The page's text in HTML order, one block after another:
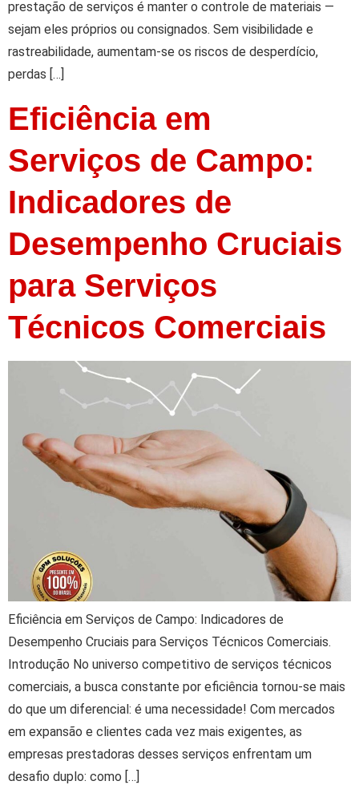
prestação de serviços é manter o controle de materiais —
sejam eles próprios ou consignados. Sem visibilidade e
rastreabilidade, aumentam-se os riscos de desperdício,
perdas […]
Eficiência em
Serviços de Campo:
Indicadores de
Desempenho Cruciais
para Serviços
Técnicos Comerciais
Eficiência em Serviços de Campo: Indicadores de
Desempenho Cruciais para Serviços Técnicos Comerciais.
Introdução No universo competitivo de serviços técnicos
comerciais, a busca constante por eficiência tornou-se mais
do que um diferencial: é uma necessidade! Com mercados
em expansão e clientes cada vez mais exigentes, as
empresas prestadoras desses serviços enfrentam um
desafio duplo: como […]